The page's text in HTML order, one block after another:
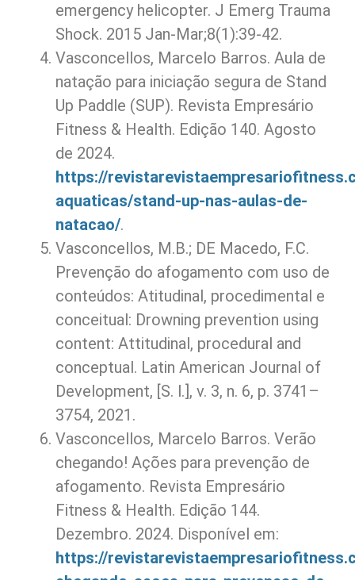
emergency helicopter. J Emerg Trauma
Shock. 2015 Jan-Mar;8(1):39-42.
Vasconcellos, Marcelo Barros. Aula de
natação para iniciação segura de Stand
Up Paddle (SUP). Revista Empresário
Fitness & Health. Edição 140. Agosto
de 2024.
https://
aquaticas/stand-up-nas-aulas-de-
natacao/.
Vasconcellos, M.B.; DE Macedo, F.C.
Prevenção do afogamento com uso de
conteúdos: Atitudinal, procedimental e
conceitual: Drowning prevention using
content: Attitudinal, procedural and
conceptual. Latin American Journal of
Development, [S. l.], v. 3, n. 6, p. 3741–
3754, 2021.
Vasconcellos, Marcelo Barros. Verão
chegando! Ações para prevenção de
afogamento. Revista Empresário
Fitness & Health. Edição 144.
Dezembro. 2024. Disponível em:
https://